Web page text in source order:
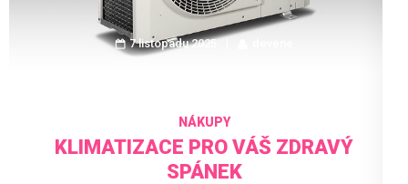
7 listopadu 2025
NÁKUPY
KLIMATIZACE PRO VÁŠ ZDRAVÝ
SPÁNEK